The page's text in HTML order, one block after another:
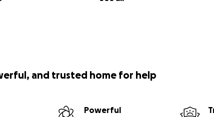
and trusted home for help
Powerful